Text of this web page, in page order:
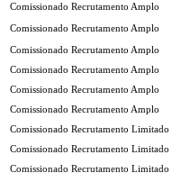
Comissionado Recrutamento Amplo
Comissionado Recrutamento Amplo
Comissionado Recrutamento Amplo
Comissionado Recrutamento Amplo
Comissionado Recrutamento Amplo
Comissionado Recrutamento Amplo
Comissionado Recrutamento Limitado
Comissionado Recrutamento Limitado
Comissionado Recrutamento Limitado